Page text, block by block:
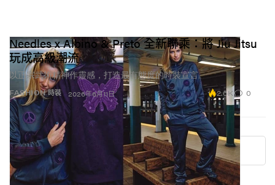
FASHION 時裝
Needles x Albino & Preto 全新聯乘：將 Jiu Jitsu
玩成高級潮流
以正宗武術精神作靈感，打造最有態度的時裝宣言。
2026年6月11日 2.6K 0
More ▾